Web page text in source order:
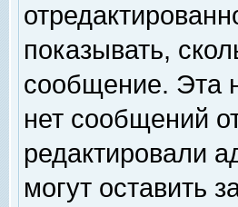
показывать,
сообщение. Эта
нет сообщений
редактировали
могут оставить